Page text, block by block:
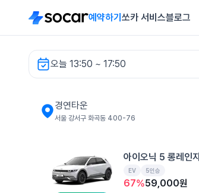
예약하기 쏘카 서비스블로그
오늘 13:50 ~ 17:50
경연타운 렌터카
경연타운
서울 강서구 화곡동 400-76
아이오닉 5 롱레인지
EV 5인승
67%59,000원